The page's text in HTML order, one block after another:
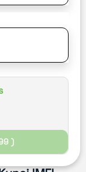
)